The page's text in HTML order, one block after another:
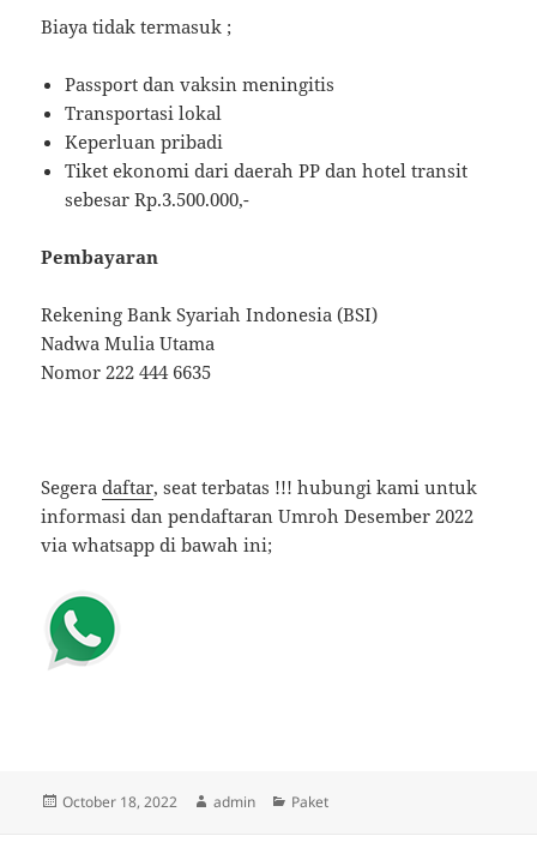
Biaya tidak termasuk ;
Passport dan vaksin meningitis
Transportasi lokal
Keperluan pribadi
Tiket ekonomi dari daerah PP dan hotel transit
sebesar Rp.3.500.000,-
Pembayaran
Rekening Bank Syariah Indonesia (BSI)
Nadwa Mulia Utama
Nomor 222 444 6635
Segeradaftar, seat terbatas !!! hubungi kami untuk
informasi dan pendaftaran Umroh Desember 2022
via whatsapp di bawah ini;
Posted
October 18, 2022 Author
admin Categories
Paket